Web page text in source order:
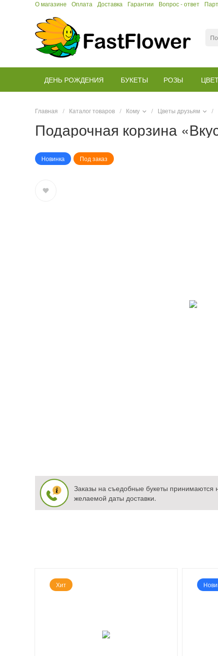
О магазине Оплата Доставка Гарантии Вопрос - ответ
ДЕНЬ РОЖДЕНИЯ БУКЕТЫ РОЗЫ
Главная / Каталог товаров / Кому / Цветы друзьям /
Подарочная корзина
Новинка Под заказ
Заказы на съедобные букеты принимаются
желаемой даты доставки.
Хит